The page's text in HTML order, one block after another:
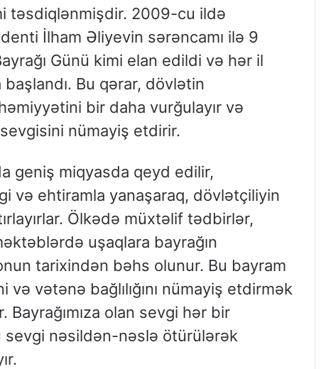
təsdiqlənmişdir. 2009-cu ildə
İlham Əliyevin sərəncamı ilə 9
Günü kimi elan edildi və hər il
Bu qərar, dövlətin
bir daha vurğulayır və
sevgisini nümayiş etdirir.
geniş miqyasda qeyd edilir,
və ehtiramla yanaşaraq, dövlətçiliyin
Ölkədə müxtəlif tədbirlər,
uşaqlara bayrağın
tarixindən bəhs olunur. Bu bayram
və vətənə bağlılığını nümayiş etdirmək
olan sevgi hər bir
sevgi nəsildən-nəslə ötürülərək